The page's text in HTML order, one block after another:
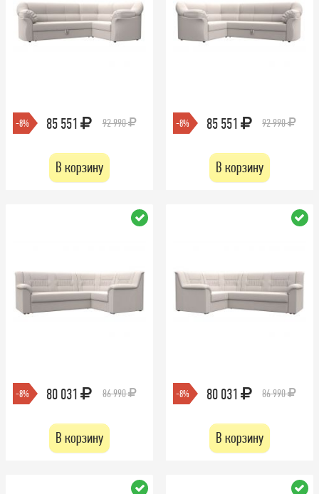
-8% 85 551 92 990
В корзину
-8% 85 551 92 990
В корзину
-8% 80 031 86 990
В корзину
-8% 80 031 86 990
В корзину